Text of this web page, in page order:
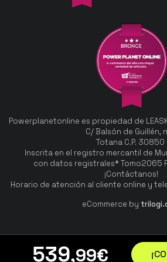
539,99€
Powerplanetonline es propiedad de
C/ Balsón de Guillén,
Totana C.P. 30850
Inscrita en el registro mercantil de
con datos registrales* Tomo2065
¡Contáctanos!
Horario de atención al cliente online y
eCommerce by